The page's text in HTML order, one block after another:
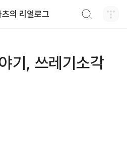
츠의 리얼로그
기, 쓰레기소각